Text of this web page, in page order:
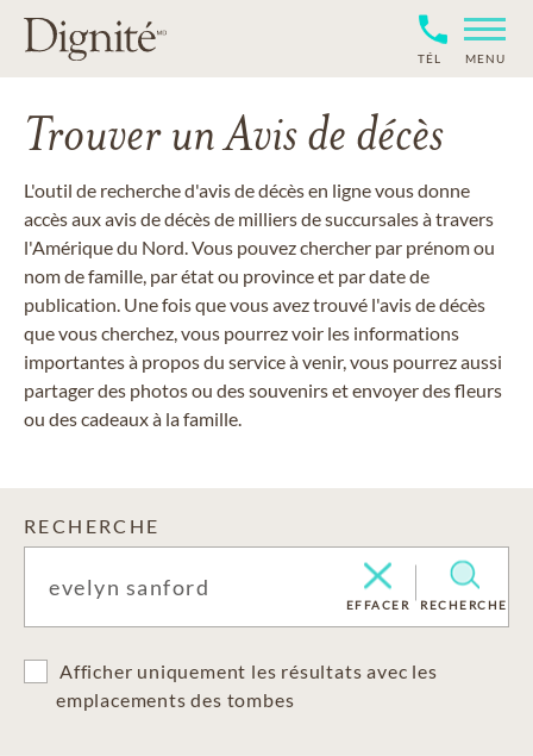
TÉL MENU
Trouver un Avis de décès
L'outil de recherche d'avis de décès en ligne vous donne
accès aux avis de décès de milliers de succursales à travers
l'Amérique du Nord. Vous pouvez chercher par prénom ou
nom de famille, par état ou province et par date de
publication. Une fois que vous avez trouvé l'avis de décès
que vous cherchez, vous pourrez voir les informations
importantes à propos du service à venir, vous pourrez aussi
partager des photos ou des souvenirs et envoyer des fleurs
ou des cadeaux à la famille.
RECHERCHE
EFFACER RECHERCHE
Afficher uniquement les résultats avec les
emplacements des tombes